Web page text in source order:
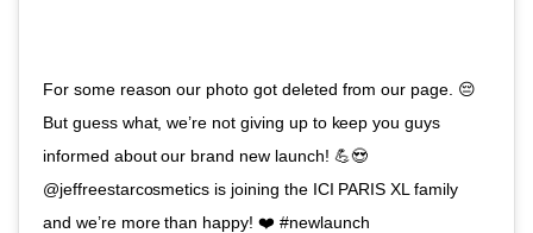
For some reason our photo got deleted from our page. 😔
But guess what, we’re not giving up to keep you guys
informed about our brand new launch! 💪😍
@jeffreestarcosmetics is joining the ICI PARIS XL family
and we’re more than happy! ❤️ #newlaunch